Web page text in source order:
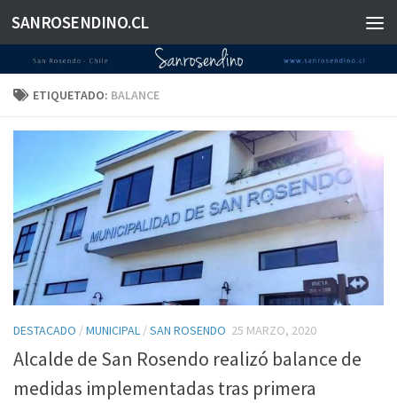
Saltar al contenido
SANROSENDINO.CL
ETIQUETADO: BALANCE
DESTACADO /MUNICIPAL /SAN ROSENDO 25 MARZO, 2020
Alcalde de San Rosendo realizó balance de
medidas implementadas tras primera